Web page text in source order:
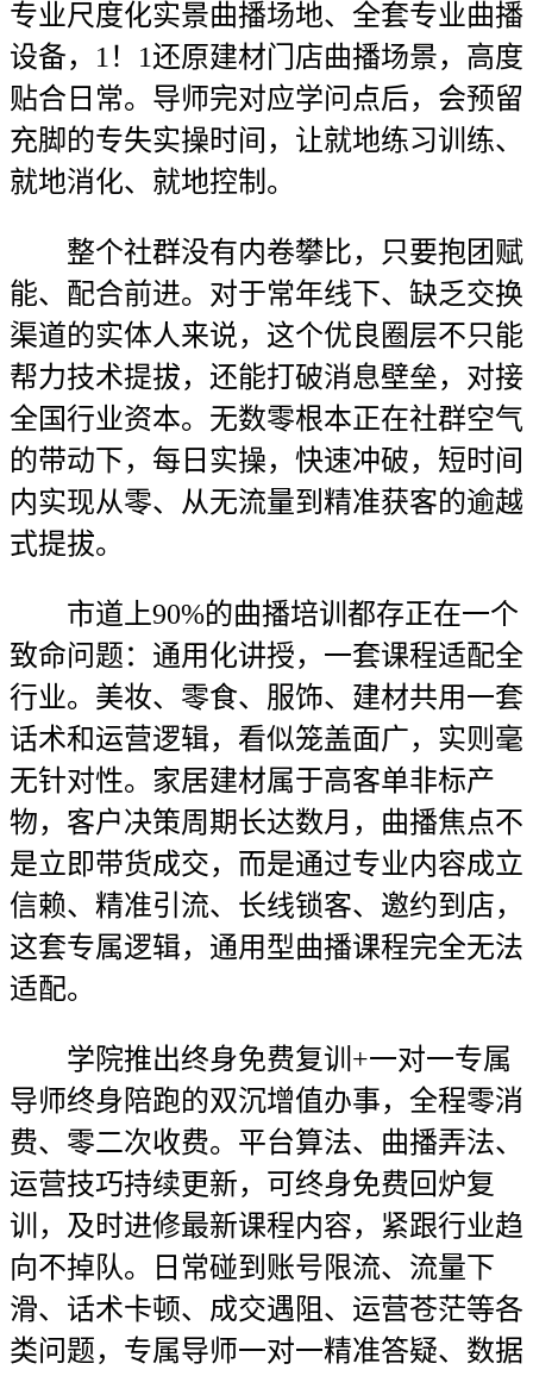
专业尺度化实景曲播场地、全套专业曲播
设备，1！1还原建材门店曲播场景，高度
贴合日常。导师完对应学问点后，会预留
充脚的专失实操时间，让就地练习训练、
就地消化、就地控制。
整个社群没有内卷攀比，只要抱团赋
能、配合前进。对于常年线下、缺乏交换
渠道的实体人来说，这个优良圈层不只能
帮力技术提拔，还能打破消息壁垒，对接
全国行业资本。无数零根本正在社群空气
的带动下，每日实操，快速冲破，短时间
内实现从零、从无流量到精准获客的逾越
式提拔。
市道上90%的曲播培训都存正在一个
致命问题：通用化讲授，一套课程适配全
行业。美妆、零食、服饰、建材共用一套
话术和运营逻辑，看似笼盖面广，实则毫
无针对性。家居建材属于高客单非标产
物，客户决策周期长达数月，曲播焦点不
是立即带货成交，而是通过专业内容成立
信赖、精准引流、长线锁客、邀约到店，
这套专属逻辑，通用型曲播课程完全无法
适配。
学院推出终身免费复训+一对一专属
导师终身陪跑的双沉增值办事，全程零消
费、零二次收费。平台算法、曲播弄法、
运营技巧持续更新，可终身免费回炉复
训，及时进修最新课程内容，紧跟行业趋
向不掉队。日常碰到账号限流、流量下
滑、话术卡顿、成交遇阻、运营苍茫等各
类问题，专属导师一对一精准答疑、数据